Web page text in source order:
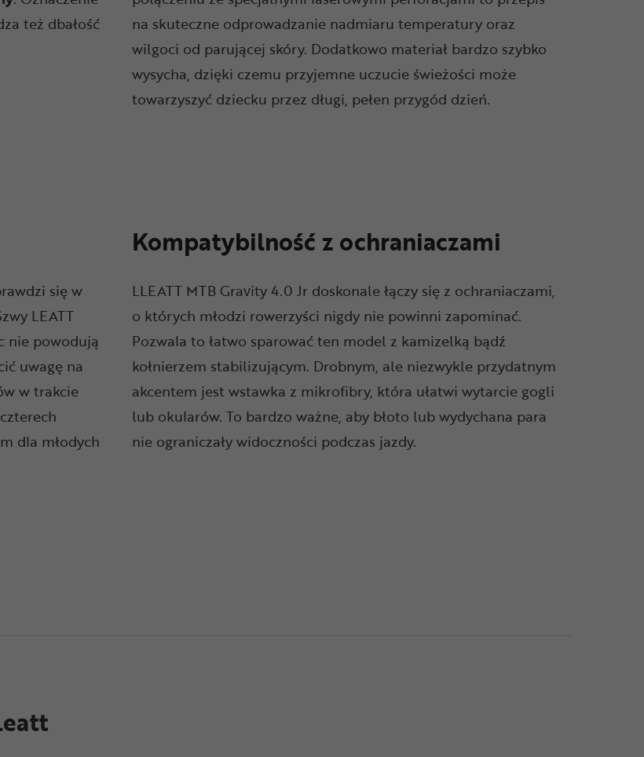
też dbałość
na skuteczne odprowadzanie nadmiaru temperatury oraz
wilgoci od parującej skóry. Dodatkowo materiał bardzo szybko
wysycha, dzięki czemu przyjemne uczucie świeżości może
towarzyszyć dziecku przez długi, pełen przygód dzień.
się w
LEATT
nie powodują
uwagę na
w trakcie
dla młodych
Kompatybilność z ochraniaczami
LLEATT MTB Gravity 4.0 Jr doskonale łączy się z ochraniaczami,
o których młodzi rowerzyści nigdy nie powinni zapominać.
Pozwala to łatwo sparować ten model z kamizelką bądź
kołnierzem stabilizującym. Drobnym, ale niezwykle przydatnym
akcentem jest wstawka z mikrofibry, która ułatwi wytarcie gogli
lub okularów. To bardzo ważne, aby błoto lub wydychana para
nie ograniczały widoczności podczas jazdy.